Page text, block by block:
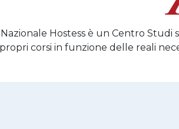
Hostess è un Centro
corsi in funzione delle reali